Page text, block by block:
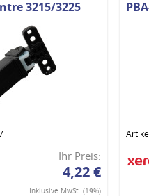
3215/3225
Ihr Preis:
4,22 €
Inklusive MwSt. (19%)